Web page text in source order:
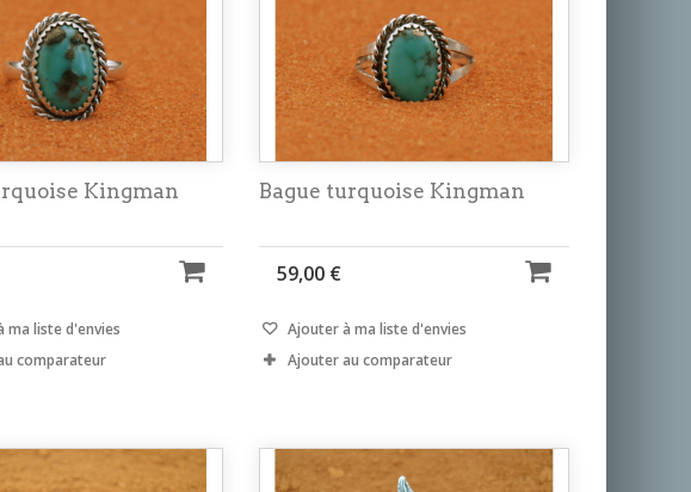
Kingman
ma liste d'envies
comparateur
Bague turquoise Kingman
59,00 €
Ajouter à ma liste d'envies
Ajouter au comparateur